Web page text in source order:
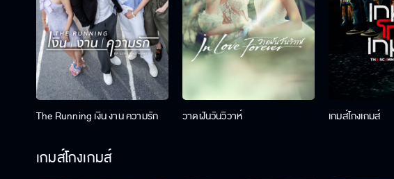
The Running เงิน งาน ความรัก วาดฝันวันวิวาห์ เกมส์โกงเกมส์
เกมส์โกงเกมส์